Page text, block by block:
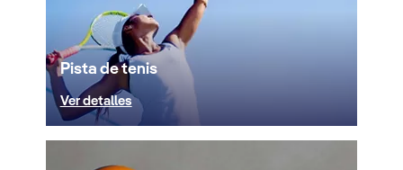
Pista de tenis
Ver detalles